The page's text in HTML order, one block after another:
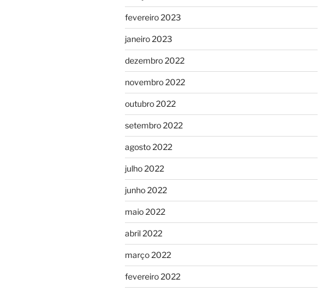
fevereiro 2023
janeiro 2023
dezembro 2022
novembro 2022
outubro 2022
setembro 2022
agosto 2022
julho 2022
junho 2022
maio 2022
abril 2022
março 2022
fevereiro 2022